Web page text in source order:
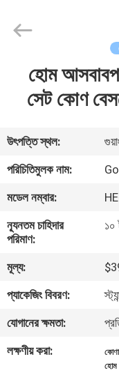
ভিডিও
আমাদের
সম্পর্কে
কারখানা
ভ্রমণ
মান
Limited.
হোম
সেট কোণ
উৎপত্তি স্থল:
পরিচিতিমুলক নাম:
মডেল নম্বার:
ন্যূনতম চাহিদার
পরিমাণ:
১০
মূল্য:
প্যাকেজিং বিবরণ:
যোগানের ক্ষমতা:
লক্ষণীয় করা:
হোম